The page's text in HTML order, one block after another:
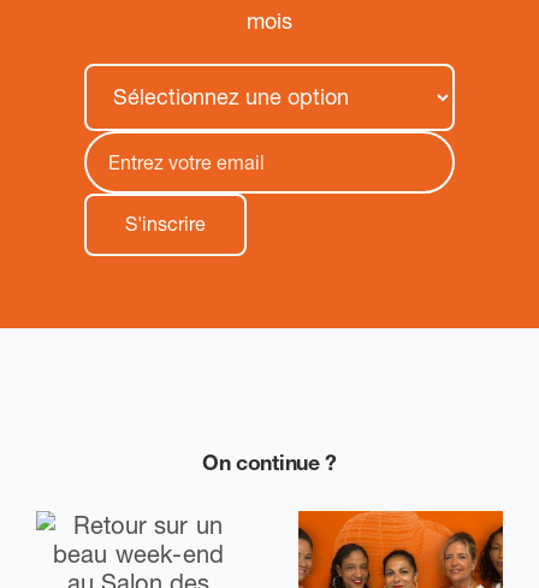
mois
On continue ?